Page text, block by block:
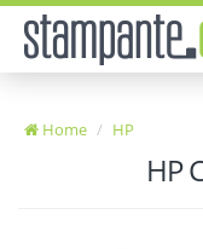
Home HP
HP